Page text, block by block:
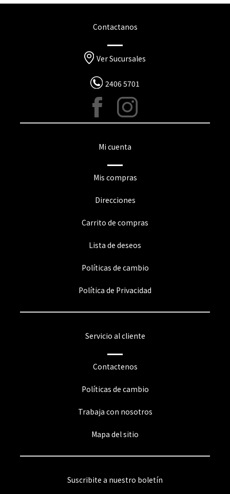
Contactanos
Ver Sucursales
2406 5701
Mi cuenta
Mis compras
Direcciones
Carrito de compras
Lista de deseos
Políticas de cambio
Política de Privacidad
Servicio al cliente
Contactenos
Políticas de cambio
Trabaja con nosotros
Mapa del sitio
Suscribite a nuestro boletín